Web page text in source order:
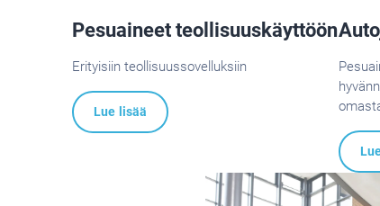
Pesuaineet teollisuuskäyttöön
Erityisiin teollisuussovelluksiin
Lue lisää